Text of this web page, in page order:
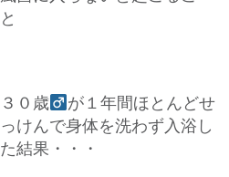
と
３０歳
が１年間ほとんどせ
っけんで身体を洗わず入浴し
た結果・・・